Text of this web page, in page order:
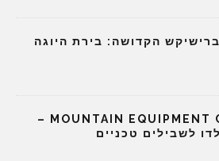
הקדושה: בירת היוגה
מבחן שטח: MOUNTAIN EQUIPMENT COMICI –
לשבילים טכניים